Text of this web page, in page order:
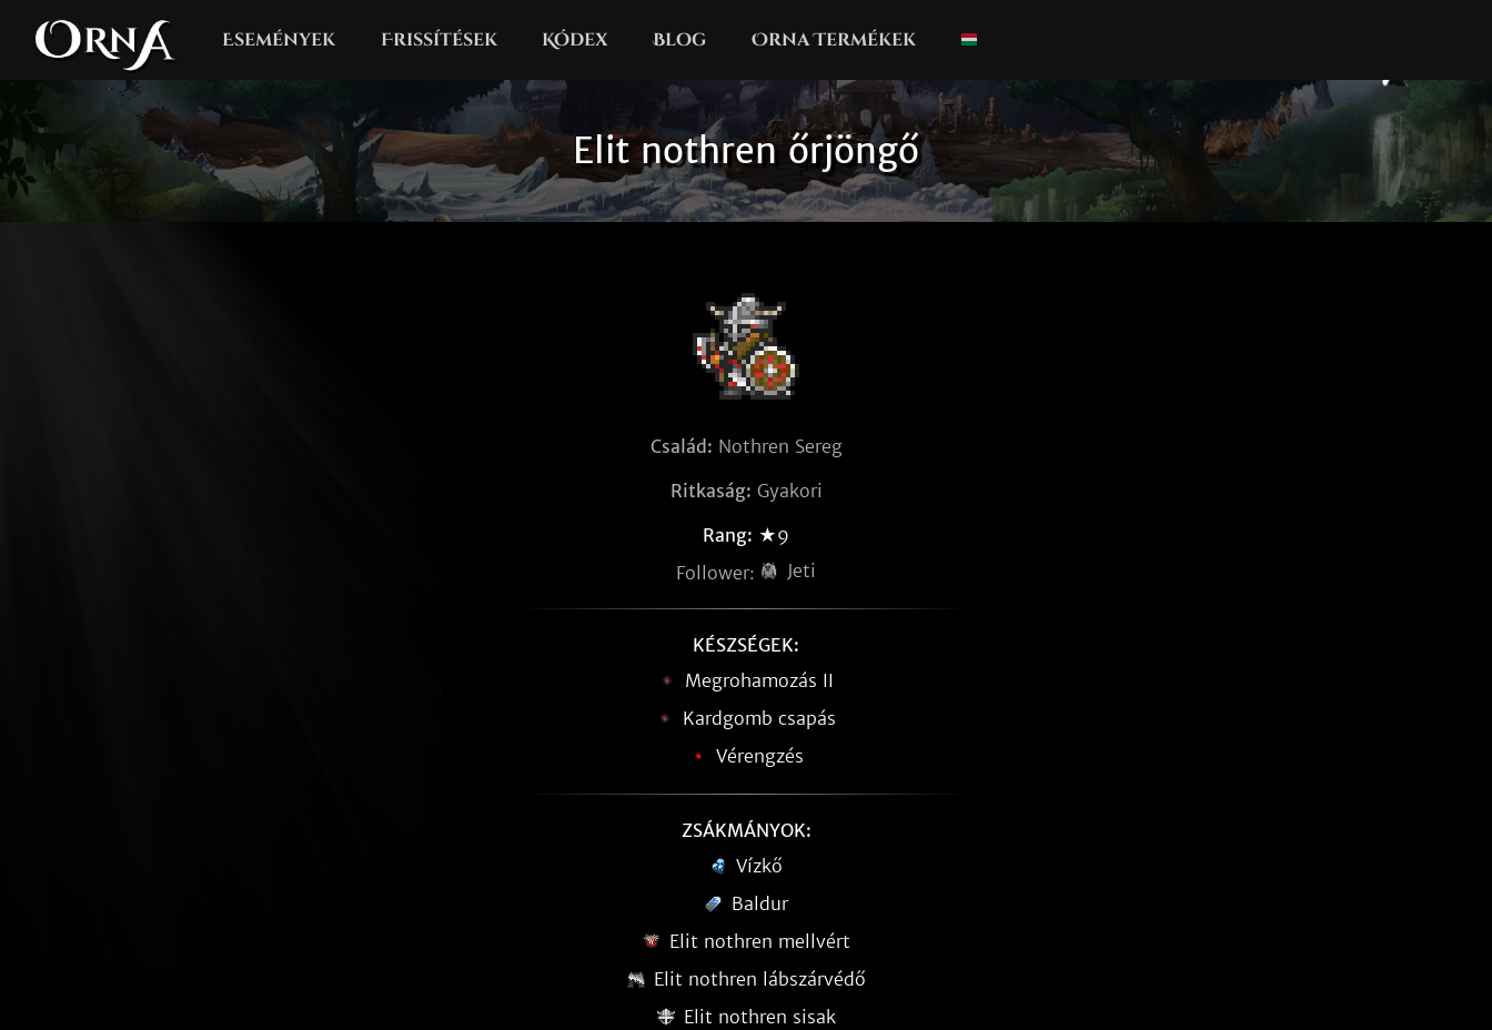
Események Frissítések Kódex Blog Orna Termékek
Elit nothren őrjöngő
Család: Nothren Sereg
Ritkaság: Gyakori
Rang: ★9
Follower:
Jeti
KÉSZSÉGEK:
Megrohamozás II
Kardgomb csapás
Vérengzés
ZSÁKMÁNYOK:
Vízkő
Baldur
Elit nothren mellvért
Elit nothren lábszárvédő
Elit nothren sisak